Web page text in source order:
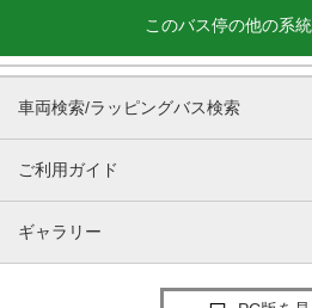
このバス停の他の系
車両検索/ラッピングバス検索
ご利用ガイド
ギャラリー